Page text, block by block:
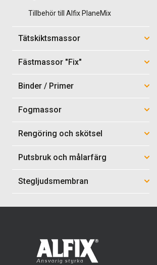
Tillbehör till Alfix PlaneMix
Tätskiktsmassor
Fästmassor "Fix"
Binder / Primer
Fogmassor
Rengöring och skötsel
Putsbruk och målarfärg
Stegljudsmembran